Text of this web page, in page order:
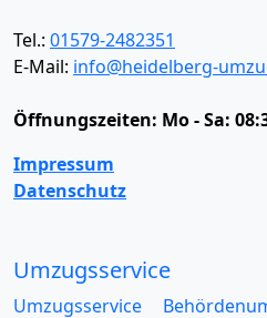
Tel.: 01579-2482351
E-Mail: info@heidelberg-
Öffnungszeiten: Mo - Sa:
Impressum
Datenschutz
Umzugsservice
Umzugsservice